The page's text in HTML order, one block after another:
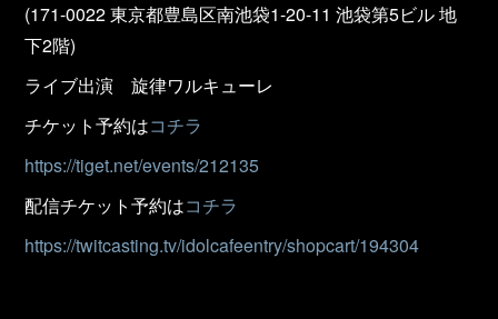
(171-0022 東京都豊島区南池袋1-20-11 池袋第5ビル 地
下2階)
ライブ出演 旋律ワルキューレ
チケット予約はコチラ
https://tiget.net/events/212135
配信チケット予約はコチラ
https://twitcasting.tv/idolcafeentry/shopcart/194304